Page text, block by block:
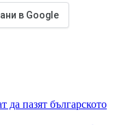
в Google
да пазят българското